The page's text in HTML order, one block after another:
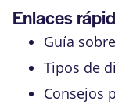
Enlaces
Guía
Tipos de
Consejos